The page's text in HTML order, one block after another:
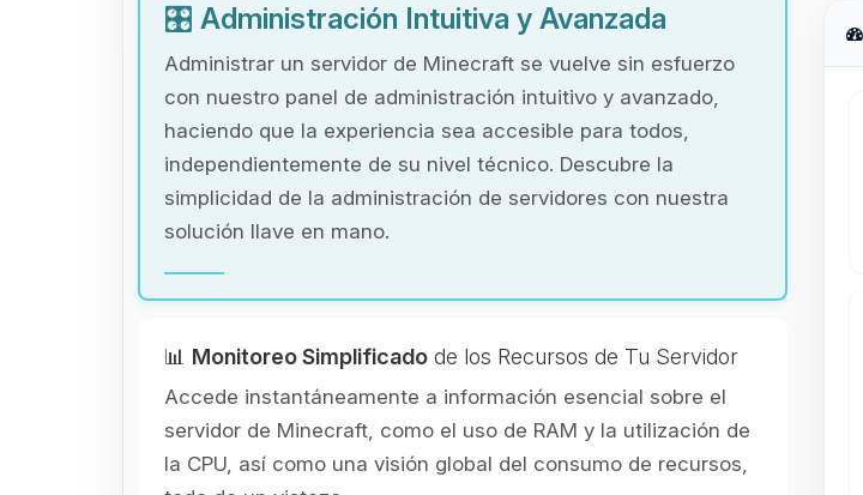
🎛️ Administración Intuitiva y Avanzada
Administrar un servidor de Minecraft se vuelve sin esfuerzo
con nuestro panel de administración intuitivo y avanzado,
haciendo que la experiencia sea accesible para todos,
independientemente de su nivel técnico. Descubre la
simplicidad de la administración de servidores con nuestra
solución llave en mano.
📊 Monitoreo Simplificado de los Recursos de Tu Servidor
Accede instantáneamente a información esencial sobre el
servidor de Minecraft, como el uso de RAM y la utilización de
la CPU, así como una visión global del consumo de recursos,